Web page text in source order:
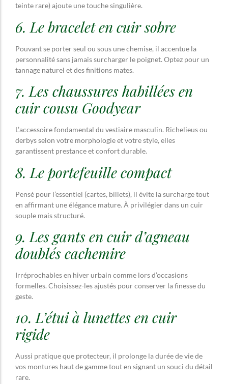
teinte rare) ajoute une touche singulière.
6. Le bracelet en cuir sobre
Pouvant se porter seul ou sous une chemise, il accentue la
personnalité sans jamais surcharger le poignet. Optez pour un
tannage naturel et des finitions mates.
7. Les chaussures habillées en
cuir cousu Goodyear
L’accessoire fondamental du vestiaire masculin. Richelieus ou
derbys selon votre morphologie et votre style, elles
garantissent prestance et confort durable.
8. Le portefeuille compact
Pensé pour l’essentiel (cartes, billets), il évite la surcharge tout
en affirmant une élégance mature. À privilégier dans un cuir
souple mais structuré.
9. Les gants en cuir d’agneau
doublés cachemire
Irréprochables en hiver urbain comme lors d’occasions
formelles. Choisissez-les ajustés pour conserver la finesse du
geste.
10. L’étui à lunettes en cuir
rigide
Aussi pratique que protecteur, il prolonge la durée de vie de
vos montures haut de gamme tout en signant un souci du détail
rare.